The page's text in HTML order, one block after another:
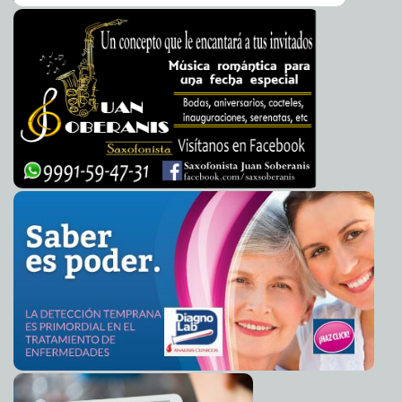
Carmen Alicia Briceño Sánchez
2014-04-05 10:15:52 Mexicana declarada en quiebra: Tardará años en
pagarle a sus acreedores Claudia Sofía Gómez Infante
2014-04-05 10:07:44 Oficial: Kike Plancarte está muerto
Carmen Alicia Briceño
2014-04-05 10:05:32 Periodistas venezolanos son atacados por gente de
Maduro Claudia Sofía Gómez Infante
2014-04-04 23:42:43 Sustituyen el cráneo de una mujer con uno de plástico
transparente Javier W. López Madera
2014-04-04 23:38:22 Cinco enfermedades que pueden transmitir los
mosquitos: No hay dónde esconderse Javier W. López Madera
Mosquitos, responsables de millones de muertes cada
año Javier W. López Madera
2014-04-04 23:30:35 Asaltaban con pistola de juguete: Arrestan a 4 Javier W.
López Madera
2014-04-04 23:28:11 Radiación ultravioleta, extremadamente alta en el D.F.
2014-04-04 23:25:43 Alarmante "Dulce Agonía": Realidad de la diabetes en
México y las amputaciones Javier W. López Madera
2014-04-04 23:22:25 Dormir desnudo, dormir desnuda: Cinco beneficios de
dormir sin nada de ropa Javier W. López Madera
2014-04-04 23:19:24 Derogará ISSSTE trámite: El de vigencia de derechos
para jubilados y pensionados Javier W. López Madera